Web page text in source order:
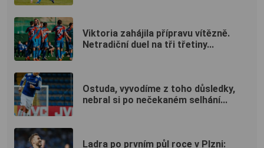
Viktoria zahájila přípravu vítězně.
Netradiční duel na tři třetiny...
Ostuda, vyvodíme z toho důsledky,
nebral si po nečekaném selhání...
Ladra po prvním půl roce v Plzni: